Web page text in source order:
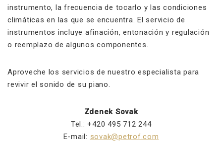
instrumento, la frecuencia de tocarlo y las condiciones
climáticas en las que se encuentra. El servicio de
instrumentos incluye afinación, entonación y regulación
o reemplazo de algunos componentes.
Aproveche los servicios de nuestro especialista para
revivir el sonido de su piano.
Zdenek Sovak
Tel.: +420 495 712 244
E-mail: sovak@petrof.com